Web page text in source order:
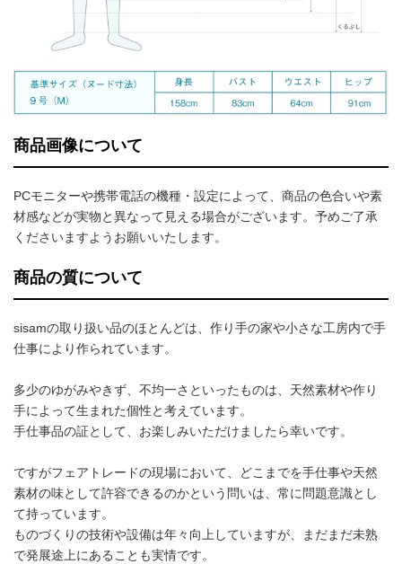
商品画像について
PCモニターや携帯電話の機種・設定によって、商品の色合いや素
材感などが実物と異なって見える場合がございます。予めご了承
くださいますようお願いいたします。
商品の質について
sisamの取り扱い品のほとんどは、作り手の家や小さな工房内で手
仕事により作られています。
多少のゆがみやきず、不均一さといったものは、天然素材や作り
手によって生まれた個性と考えています。
手仕事品の証として、お楽しみいただけましたら幸いです。
ですがフェアトレードの現場において、どこまでを手仕事や天然
素材の味として許容できるのかという問いは、常に問題意識とし
て持っています。
ものづくりの技術や設備は年々向上していますが、まだまだ未熟
で発展途上にあることも実情です。